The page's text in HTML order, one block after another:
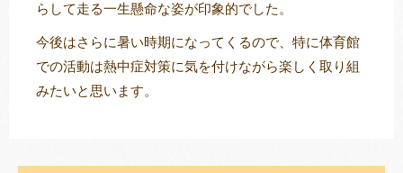
らして走る一生懸命な姿が印象的でした。
今後はさらに暑い時期になってくるので、特に体育館
での活動は熱中症対策に気を付けながら楽しく取り組
みたいと思います。